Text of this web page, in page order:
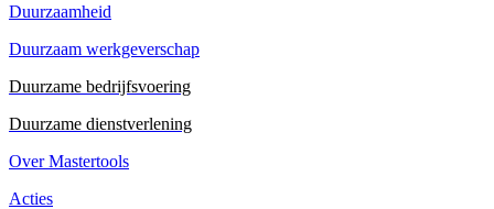
Duurzaamheid
Duurzaam werkgeverschap
Duurzame bedrijfsvoering
Duurzame dienstverlening
Over Mastertools
Acties